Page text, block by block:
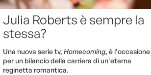
Julia Roberts è sempre la
stessa?
Una nuova serie tv, Homecoming, è l'occasione
per un bilancio della carriera di un'eterna
reginetta romantica.